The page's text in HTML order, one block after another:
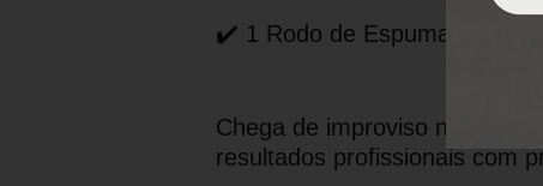
✔️ 1 Rodo de Espuma
Chega de improviso na
resultados profissionais com